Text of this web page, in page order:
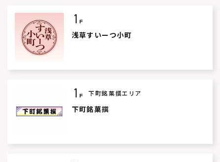
浅草すいーつ小町
下町銘菓撰エリア
下町銘菓撰